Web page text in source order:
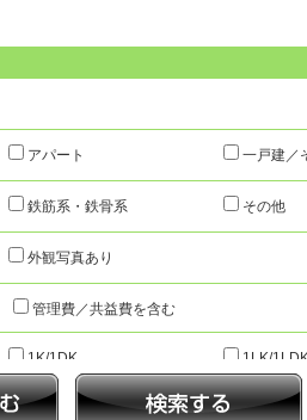
アパート 一戸建／
鉄筋系・鉄骨系 その他
外観写真あり
管理費／共益費を含む
1K/1DK
1LK/1LDK
2LK/2LDK
3K/3DK
4K/4DK 4LK/4LDK
ペット相談可 オートロック
中野区大和町 23.0万
0円
杉並区堀ノ内 12.0万
5000円